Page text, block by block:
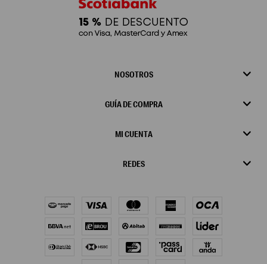
NOSOTROS
GUÍA DE COMPRA
MI CUENTA
REDES